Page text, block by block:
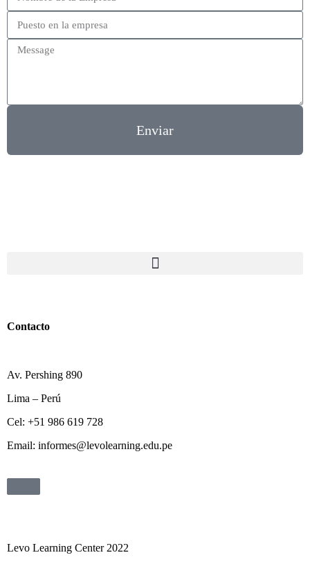
Enviar
Contacto
Av. Pershing 890
Lima – Perú
Cel: +51 986 619 728
Email: informes@levolearning.edu.pe
Levo Learning Center 2022